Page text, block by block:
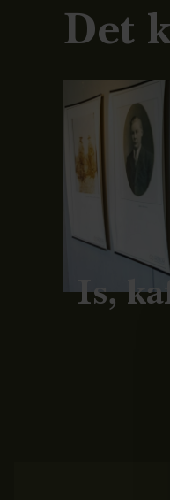
Det
Is,